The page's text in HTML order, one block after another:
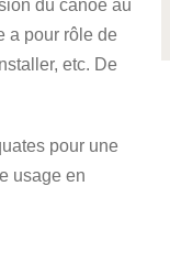
du canoë au
a pour rôle de
etc. De
pour une
usage en